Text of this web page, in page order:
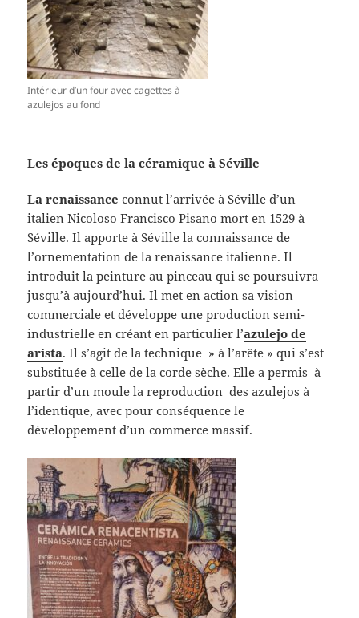
Intérieur d’un four avec cagettes à
azulejos au fond
Les époques de la céramique à Séville
La renaissance connut l’arrivée à Séville d’un
italien Nicoloso Francisco Pisano mort en 1529 à
Séville. Il apporte à Séville la connaissance de
l’ornementation de la renaissance italienne. Il
introduit la peinture au pinceau qui se poursuivra
jusqu’à aujourd’hui. Il met en action sa vision
commerciale et développe une production semi-
industrielle en créant en particulier l’azulejo de
arista. Il s’agit de la technique » à l’arête » qui s’est
substituée à celle de la corde sèche. Elle a permis à
partir d’un moule la reproduction des azulejos à
l’identique, avec pour conséquence le
développement d’un commerce massif.